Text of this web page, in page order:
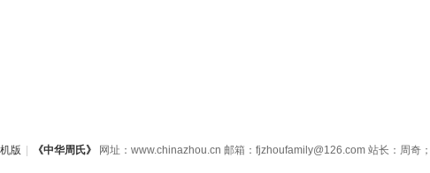
版 《中华周氏》 网址：www.chinazhou.cn 邮箱：fjzhoufamily@126.com 站长：周奇